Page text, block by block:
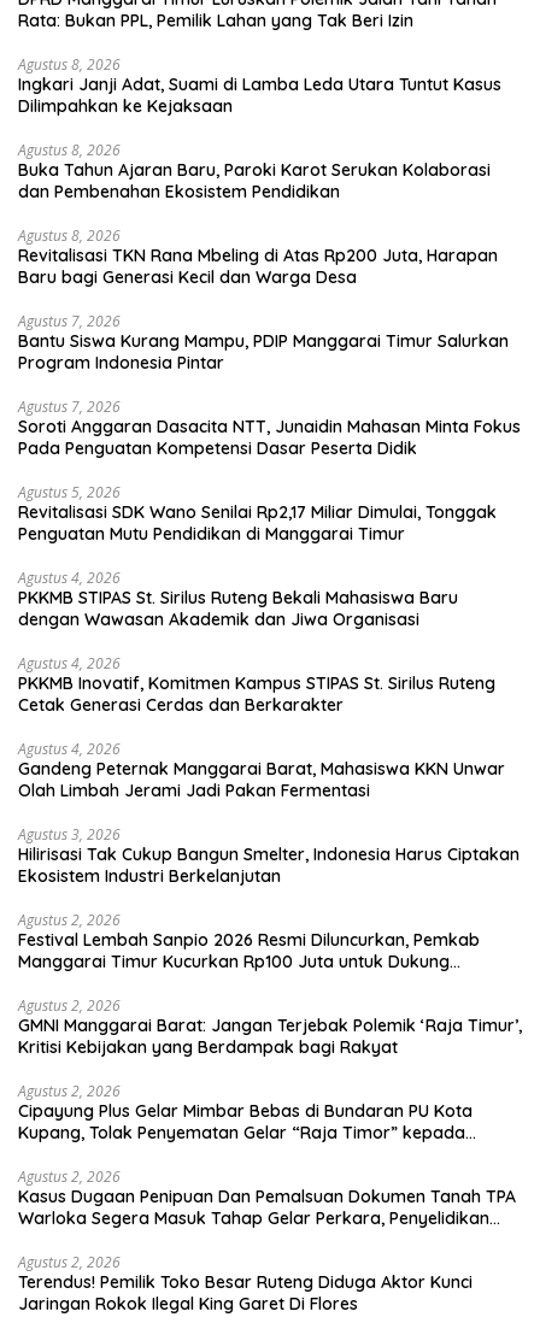
Rata: Bukan PPL, Pemilik Lahan yang Tak Beri Izin
Agustus 8, 2026
Ingkari Janji Adat, Suami di Lamba Leda Utara Tuntut Kasus
Dilimpahkan ke Kejaksaan
Agustus 8, 2026
Buka Tahun Ajaran Baru, Paroki Karot Serukan Kolaborasi
dan Pembenahan Ekosistem Pendidikan
Agustus 8, 2026
Revitalisasi TKN Rana Mbeling di Atas Rp200 Juta, Harapan
Baru bagi Generasi Kecil dan Warga Desa
Agustus 7, 2026
Bantu Siswa Kurang Mampu, PDIP Manggarai Timur Salurkan
Program Indonesia Pintar
Agustus 7, 2026
Soroti Anggaran Dasacita NTT, Junaidin Mahasan Minta Fokus
Pada Penguatan Kompetensi Dasar Peserta Didik
Agustus 5, 2026
Revitalisasi SDK Wano Senilai Rp2,17 Miliar Dimulai, Tonggak
Penguatan Mutu Pendidikan di Manggarai Timur
Agustus 4, 2026
PKKMB STIPAS St. Sirilus Ruteng Bekali Mahasiswa Baru
dengan Wawasan Akademik dan Jiwa Organisasi
Agustus 4, 2026
PKKMB Inovatif, Komitmen Kampus STIPAS St. Sirilus Ruteng
Cetak Generasi Cerdas dan Berkarakter
Agustus 4, 2026
Gandeng Peternak Manggarai Barat, Mahasiswa KKN Unwar
Olah Limbah Jerami Jadi Pakan Fermentasi
Agustus 3, 2026
Hilirisasi Tak Cukup Bangun Smelter, Indonesia Harus Ciptakan
Ekosistem Industri Berkelanjutan
Agustus 2, 2026
Festival Lembah Sanpio 2026 Resmi Diluncurkan, Pemkab
Manggarai Timur Kucurkan Rp100 Juta untuk Dukung
Agustus 2, 2026
GMNI Manggarai Barat: Jangan Terjebak Polemik ‘Raja Timur’,
Kritisi Kebijakan yang Berdampak bagi Rakyat
Agustus 2, 2026
Cipayung Plus Gelar Mimbar Bebas di Bundaran PU Kota
Kupang, Tolak Penyematan Gelar “Raja Timor” kepada
Agustus 2, 2026
Kasus Dugaan Penipuan Dan Pemalsuan Dokumen Tanah TPA
Warloka Segera Masuk Tahap Gelar Perkara, Penyelidikan
Agustus 2, 2026
Terendus! Pemilik Toko Besar Ruteng Diduga Aktor Kunci
Jaringan Rokok Ilegal King Garet Di Flores